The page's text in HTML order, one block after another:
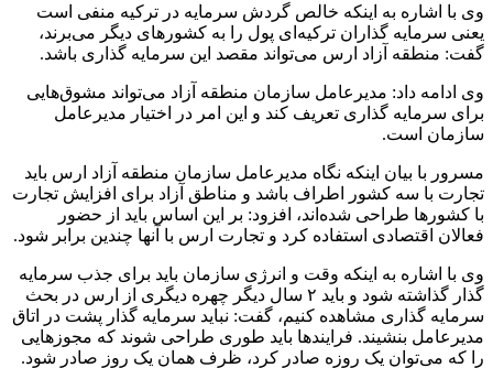
وی با اشاره به اینکه خالص گردش سرمایه در ترکیه منفی است
یعنی سرمایه گذاران ترکیه‌ای پول را به کشورهای دیگر می‌برند،
گفت: منطقه آزاد ارس می‌تواند مقصد این سرمایه گذاری باشد.
وی ادامه داد: مدیرعامل سازمان منطقه آزاد می‌تواند مشوق‌هایی
برای سرمایه گذاری تعریف کند و این امر در اختیار مدیرعامل
سازمان است.
مسرور با بیان اینکه نگاه مدیرعامل سازمان منطقه آزاد ارس باید
تجارت با سه کشور اطراف باشد و مناطق آزاد برای افزایش تجارت
با کشورها طراحی شده‌اند، افزود: بر این اساس باید از حضور
فعالان اقتصادی استفاده‌ کرد و تجارت ارس با آنها چندین برابر شود.
وی با اشاره به اینکه وقت و انرژی سازمان باید برای جذب سرمایه
گذار گذاشته شود و باید ۲ سال دیگر چهره دیگری از ارس در بحث
سرمایه گذاری مشاهده کنیم، گفت: نباید سرمایه گذار پشت در اتاق
مدیرعامل بنشیند. فرایندها باید طوری طراحی شوند که مجوزهایی
را که می‌توان یک روزه صادر کرد، ظرف همان یک روز صادر شود.